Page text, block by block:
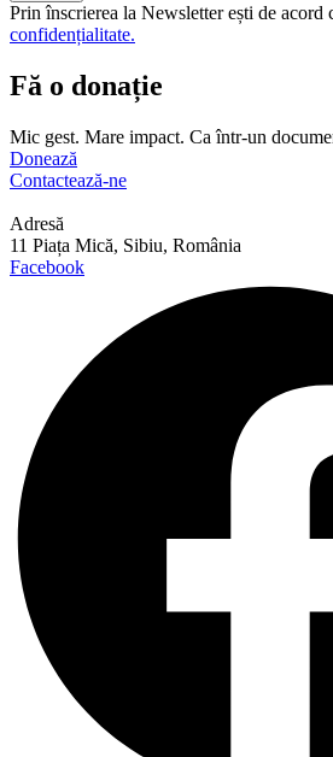
Prin înscrierea la Newsletter ești de acord
confidențialitate.
Fă o donație
Mic gest. Mare impact. Ca într-un
Donează
Contactează-ne
Adresă
11 Piața Mică, Sibiu, România
Facebook